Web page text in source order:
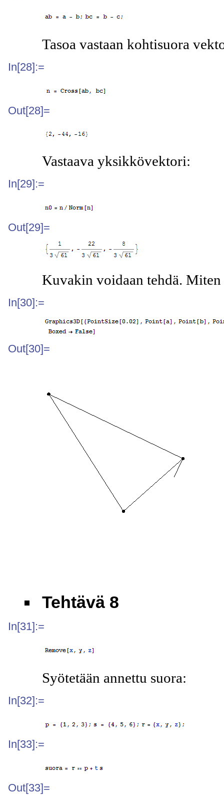
Tasoa vastaan kohtisuora
In[28]:=
Out[28]=
Vastaava yksikkövektori:
In[29]:=
Out[29]=
Kuvakin voidaan tehdä. Miten
In[30]:=
Out[30]=
Tehtävä 8
In[31]:=
Syötetään annettu suora:
In[32]:=
In[33]:=
Out[33]=